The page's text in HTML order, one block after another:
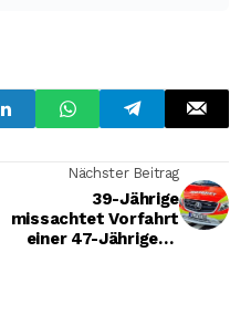
Nächster Beitrag
39-Jährige
missachtet Vorfahrt
einer 47-Jährigen -